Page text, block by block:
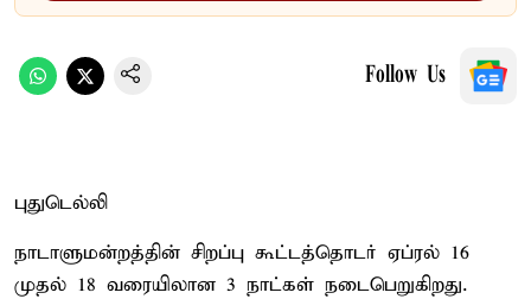
Follow Us
புதுடெல்லி
நாடாளுமன்றத்தின் சிறப்பு கூட்டத்தொடர் ஏப்ரல் 16
முதல் 18 வரையிலான 3 நாட்கள் நடைபெறுகிறது.